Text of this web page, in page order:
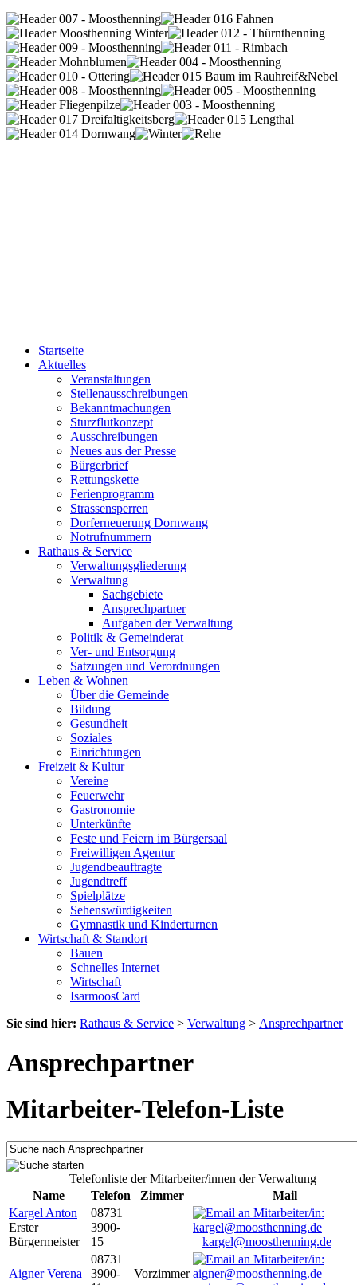
Startseite
Aktuelles
Veranstaltungen
Stellenausschreibungen
Bekanntmachungen
Sturzflutkonzept
Ausschreibungen
Neues aus der Presse
Bürgerbrief
Rettungskette
Ferienprogramm
Strassensperren
Dorferneuerung Dornwang
Notrufnummern
Rathaus & Service
Verwaltungsgliederung
Verwaltung
Sachgebiete
Ansprechpartner
Aufgaben der Verwaltung
Politik & Gemeinderat
Ver- und Entsorgung
Satzungen und Verordnungen
Leben & Wohnen
Über die Gemeinde
Bildung
Gesundheit
Soziales
Einrichtungen
Freizeit & Kultur
Vereine
Feuerwehr
Gastronomie
Unterkünfte
Feste und Feiern im Bürgersaal
Freiwilligen Agentur
Jugendbeauftragte
Jugendtreff
Spielplätze
Sehenswürdigkeiten
Gymnastik und Kinderturnen
Wirtschaft & Standort
Bauen
Schnelles Internet
Wirtschaft
IsarmoosCard
Sie sind hier: Rathaus & Service > Verwaltung > Ansprechpartner
Ansprechpartner
Mitarbeiter-Telefon-Liste
Telefonliste der Mitarbeiter/innen der Verwaltung
Name
Telefon Zimmer
Mail
Kargel Anton
Erster
Bürgermeister
08731
3900-
15
kargel@moosthenning.de
Aigner Verena
08731
3900-
Vorzimmer